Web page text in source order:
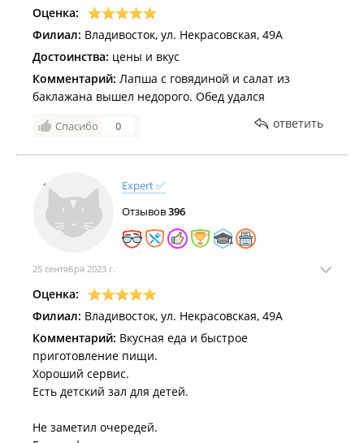
Оценка:
Филиал: Владивосток, ул. Некрасовская, 49А
Достоинства: цены и вкус
Комментарий: Лапша с говядиной и салат из
баклажана вышел недорого. Обед удался
Спасибо 0 ответить
Expert ✅
Отзывов396
25 сентября 2023 г.
Оценка:
Филиал: Владивосток, ул. Некрасовская, 49А
Комментарий: Вкусная еда и быстрое
приготовление пищи.
Хороший сервис.
Есть детский зал для детей.
Не заметил очередей.